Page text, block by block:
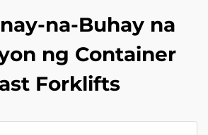
na-Buhay na
ng Container
Forklifts